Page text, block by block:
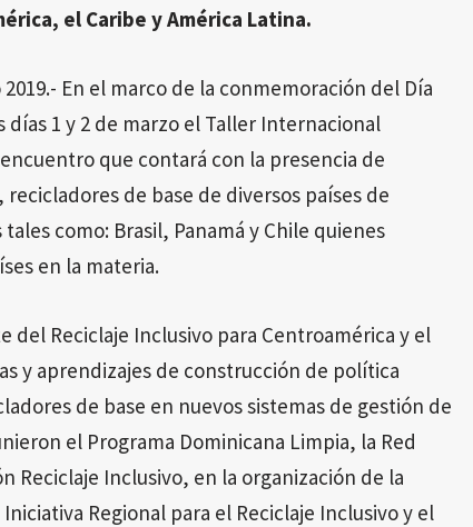
el Caribe y América Latina.
En el marco de la conmemoración del Día
días 1 y 2 de marzo el Taller Internacional
que contará con la presencia de
de base de diversos países de
como: Brasil, Panamá y Chile quienes
en la materia.
del Reciclaje Inclusivo para Centroamérica y el
y aprendizajes de construcción de política
de base en nuevos sistemas de gestión de
el Programa Dominicana Limpia, la Red
Reciclaje Inclusivo, en la organización de la
Regional para el Reciclaje Inclusivo y el